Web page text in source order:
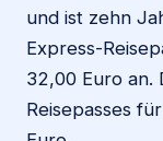
und ist zehn
Express-
32,00 Euro an.
Reisepasses